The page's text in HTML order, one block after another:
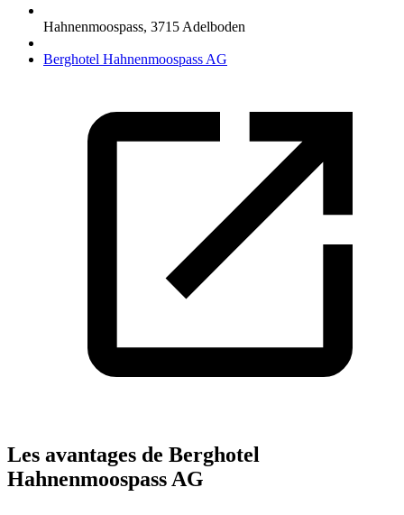
Hahnenmoospass, 3715 Adelboden
Berghotel Hahnenmoospass AG
Les avantages de Berghotel
Hahnenmoospass AG